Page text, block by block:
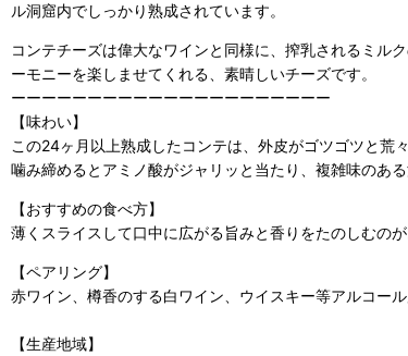
ル洞窟内でしっかり熟成されています。
コンテチーズは偉大なワインと同様に、搾乳されるミル
ーモニーを楽しませてくれる、素晴しいチーズです。
ーーーーーーーーーーーーーーーーーーーーー
【味わい】
この24ヶ月以上熟成したコンテは、外皮がゴツゴツと荒
噛み締めるとアミノ酸がジャリッと当たり、複雑味のあ
【おすすめの食べ方】
薄くスライスして口中に広がる旨みと香りをたのしむのが
【ペアリング】
赤ワイン、樽香のする白ワイン、ウイスキー等アルコー
【生産地域】